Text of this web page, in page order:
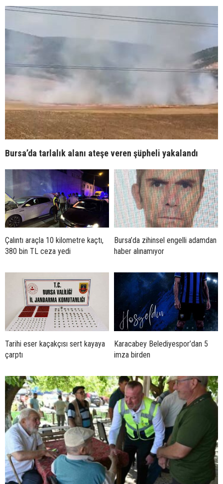
Bursa’da tarlalık alanı ateşe veren şüpheli yakalandı
Çalıntı araçla 10 kilometre kaçtı,
380 bin TL ceza yedi
Bursa’da zihinsel engelli adamdan
haber alınamıyor
Tarihi eser kaçakçısı sert kayaya
çarptı
Karacabey Belediyespor’dan 5
imza birden